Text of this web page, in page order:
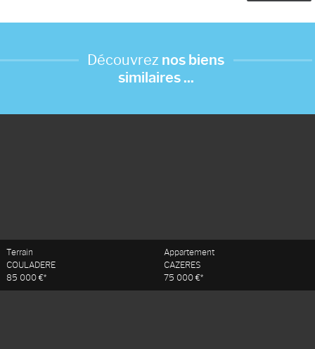
Découvrez nos biens
similaires ...
Terrain
COULADERE
85 000 €*
Appartement
CAZERES
75 000 €*